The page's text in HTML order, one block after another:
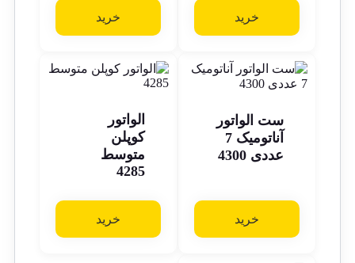
خرید خرید
ست الواتور
آناتومیک 7
عددی 4300
خرید
الواتور
کوپلن
متوسط
4285
خرید